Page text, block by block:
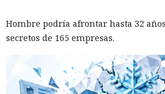
Hombre podría afrontar hasta 32
secretos de 165 empresas.